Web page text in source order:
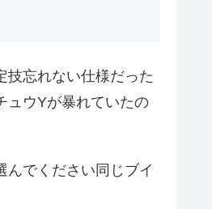
技忘れない仕様だった
ュウYが暴れていたの
んでください同じブイ